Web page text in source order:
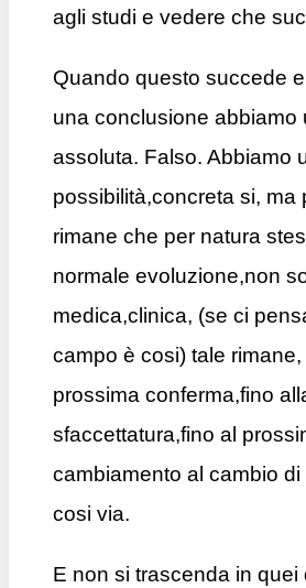
agli studi e vedere che
Quando questo succede
una conclusione abbiamo
assoluta. Falso. Abbiamo
possibilità,concreta si, ma
rimane che per natura
normale evoluzione,non
medica,clinica, (se ci
campo è cosi) tale rimane,
prossima conferma,fino
sfaccettatura,fino al
cambiamento al cambio di
cosi via.
E non si trascenda in quei